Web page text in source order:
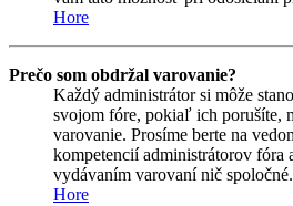
Hore
Prečo som obdržal varovanie?
Každý administrátor si môže
svojom fóre, pokiaľ ich porušíte,
varovanie. Prosíme berte na
kompetencií administrátorov fóra
vydávaním varovaní nič spoločné.
Hore